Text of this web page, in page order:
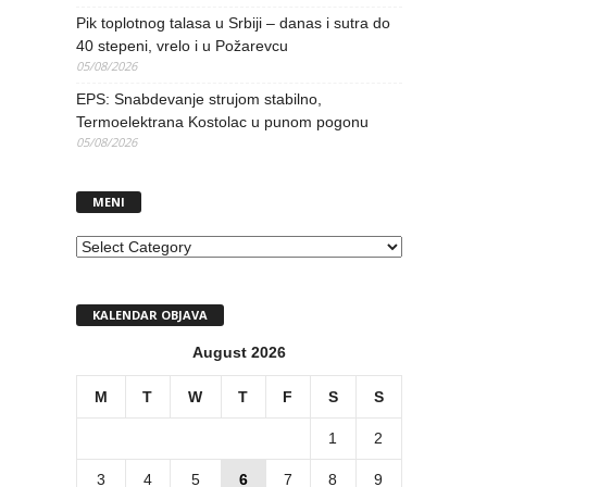
Pik toplotnog talasa u Srbiji – danas i sutra do
40 stepeni, vrelo i u Požarevcu
05/08/2026
EPS: Snabdevanje strujom stabilno,
Termoelektrana Kostolac u punom pogonu
05/08/2026
MENI
MENI
KALENDAR OBJAVA
August 2026
M T W T F S S
1 2
3 4 5 6 7 8 9